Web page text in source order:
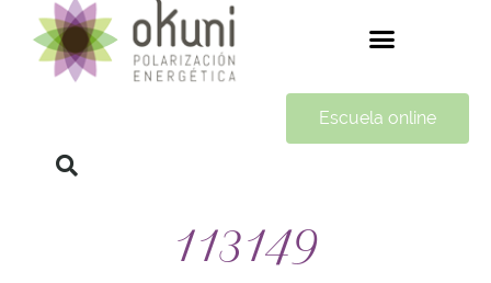
Escuela online
113149